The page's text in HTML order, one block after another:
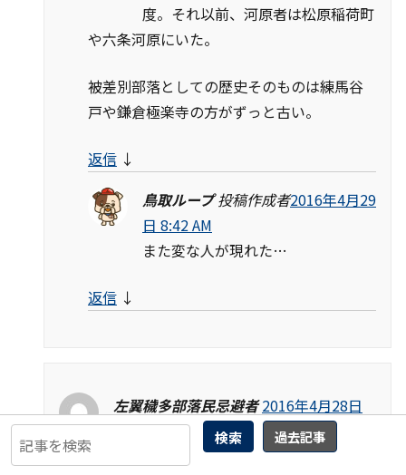
検索 過去記事
度。それ以前、河原者は松原稲荷町
や六条河原にいた。
被差別部落としての歴史そのものは練馬谷
戸や鎌倉極楽寺の方がずっと古い。
返信 ↓
鳥取ループ 投稿作成者2016年4月29
日 8:42 AM
また変な人が現れた…
返信 ↓
左翼穢多部落民忌避者 2016年4月28日
10:08 PM
これを言うのはイヤだけど京都の部落民